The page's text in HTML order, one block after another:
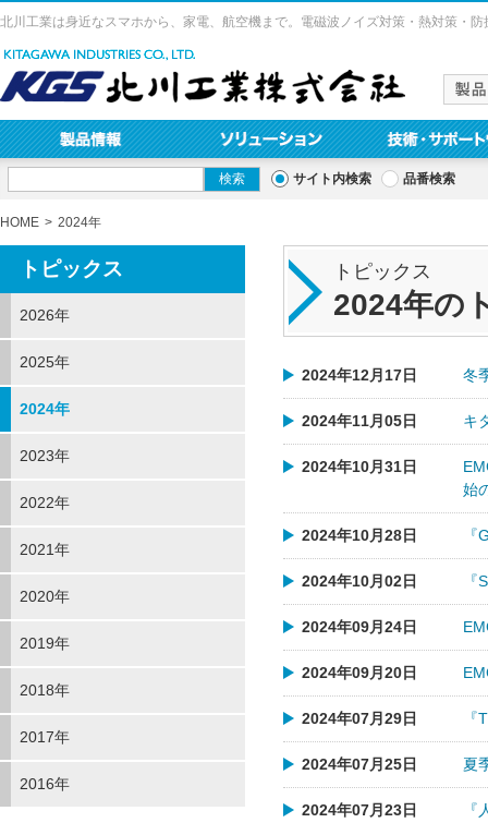
北川工業は身近なスマホから、家電、航空機まで。電磁波ノイズ対策・熱対策・
サイト内検索 品番検索
HOME 2024年
トピックス
2024年の
2024年12月17日 冬
2024年11月05日 キ
2024年10月31日
始
2024年10月28日
2024年10月02日
2024年09月24日
2024年09月20日
2024年07月29日
2024年07月25日 夏
2024年07月23日
トピックス
2026年
2025年
2024年
2023年
2022年
2021年
2020年
2019年
2018年
2017年
2016年